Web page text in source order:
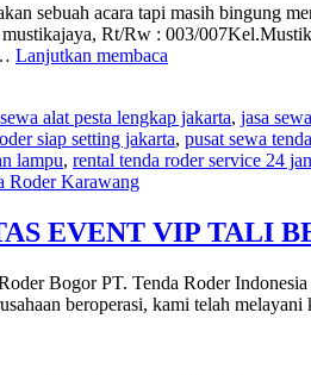
sebuah acara tapi masih bingung
Rt/Rw : 003/
Lanjutkan membaca
PESTA
DAN
TENDA
JAKARTA
alat pesta lengkap jakarta, jasa
siap setting jakarta, pusat sewa
lampu, rental tenda roder service 24
Roder Karawang
EVENT VIP TALI
Bogor PT. Tenda Roder
beroperasi, kami telah